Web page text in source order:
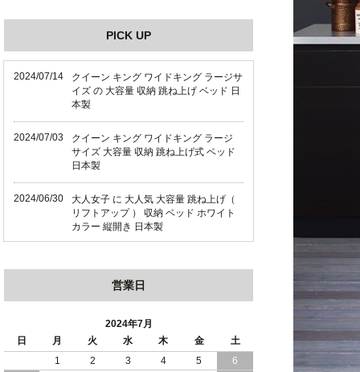
PICK UP
2024/07/14
クイーン キング ワイドキング ラージサ
イズ の 大容量 収納 跳ね上げ ベッド 日
本製
2024/07/03
クイーン キング ワイドキング ラージ
サイズ 大容量 収納 跳ね上げ式 ベッド
日本製
2024/06/30
大人女子 に 大人気 大容量 跳ね上げ（
リフトアップ ） 収納 ベッド ホワイト
カラー 縦開き 日本製
ワイトカラー 縦開き 日本製
全長190cm ショート丈 コンパクト 大容
量 収納力 の 跳ね上げ （ リフトアップ
） 式 ベッド 横開き 日本製
営業日
2024年7月
日
月 火 水 木 金
土
1
2 3 4 5
6